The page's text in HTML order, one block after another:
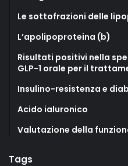
Le sottofrazioni delle
L’apolipoproteina (b)
Risultati positivi nella
GLP-1 orale per il
Insulino-resistenza e
Acido ialuronico
Valutazione della
Tags